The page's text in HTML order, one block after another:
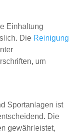
Einhaltung
Die Reinigung
um
Sportanlagen ist
Die
gewährleistet,